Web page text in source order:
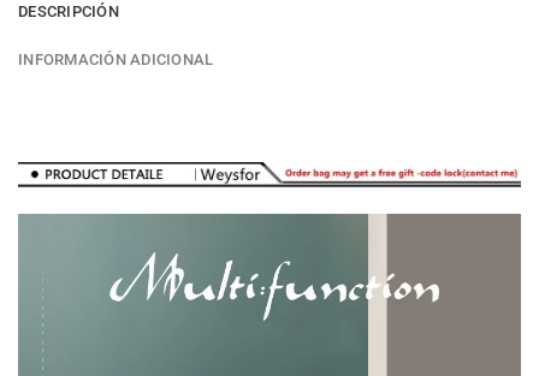
DESCRIPCIÓN
INFORMACIÓN ADICIONAL